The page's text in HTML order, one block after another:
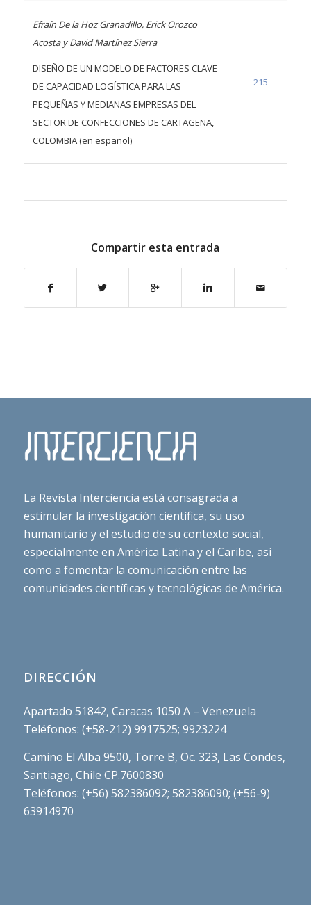
Efraín De la Hoz Granadillo, Erick Orozco
Acosta y David Martínez Sierra
DISEÑO DE UN MODELO DE FACTORES CLAVE
DE CAPACIDAD LOGÍSTICA PARA LAS
PEQUEÑAS Y MEDIANAS EMPRESAS DEL
SECTOR DE CONFECCIONES DE CARTAGENA,
COLOMBIA (en español)
215
Compartir esta entrada
La Revista Interciencia está consagrada a
estimular la investigación científica, su uso
humanitario y el estudio de su contexto social,
especialmente en América Latina y el Caribe, así
como a fomentar la comunicación entre las
comunidades científicas y tecnológicas de América.
DIRECCIÓN
Apartado 51842, Caracas 1050 A – Venezuela
Teléfonos: (+58-212) 9917525; 9923224
Camino El Alba 9500, Torre B, Oc. 323, Las Condes,
Santiago, Chile CP.7600830
Teléfonos: (+56) 582386092; 582386090; (+56-9)
63914970